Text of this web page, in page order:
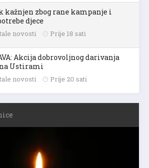
kažnjen zbog rane kampanje i
djece
novosti Prije 18 sati
Akcija dobrovoljnog darivanja
Ustirami
novosti Prije 20 sati